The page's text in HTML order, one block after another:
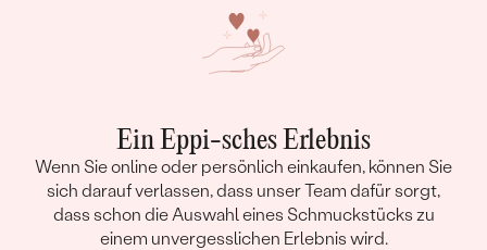
Ein Eppi-sches Erlebnis
Wenn Sie online oder persönlich einkaufen, können Sie
sich darauf verlassen, dass unser Team dafür sorgt,
dass schon die Auswahl eines Schmuckstücks zu
einem unvergesslichen Erlebnis wird.